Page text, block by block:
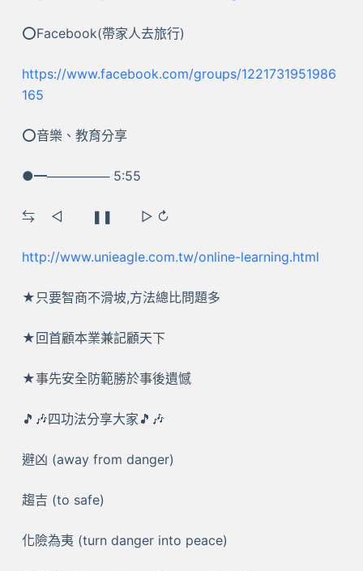
⭕Facebook(帶家人去旅行)
https://www.facebook.com/groups/1221731951986
165
⭕音樂、教育分享
●━─────── 5:55
⇆ ㅤ◁ ㅤㅤ❚❚ ㅤㅤ▷ ↻
http://www.unieagle.com.tw/online-learning.html
★只要智商不滑坡,方法總比問題多
★回首顧本業兼記顧天下
★事先安全防範勝於事後遺憾
🎵🎶四功法分享大家🎵🎶
避凶 (away from danger)
趨吉 (to safe)
化險為夷 (turn danger into peace)